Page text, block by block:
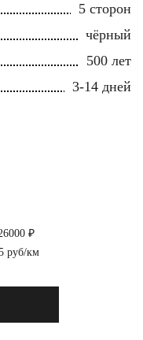
5 сторон
чёрный
500 лет
3-14 дней
₽
руб/км